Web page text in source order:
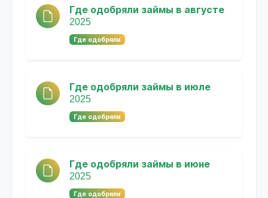
Где одобряли займы в августе
2025
Где одобряли
Где одобряли займы в июле
2025
Где одобряли
Где одобряли займы в июне
2025
Где одобряли